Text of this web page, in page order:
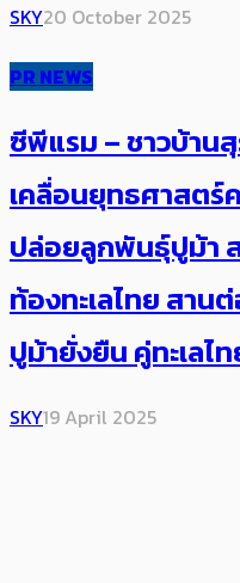
SKY20 October 2025
PR NEWS
ซีพีแรม – ชาวบ้าน
เคลื่อนยุทธศาสตร์
ปล่อยลูกพันธุ์ปูม้า
ท้องทะเลไทย สาน
ปูม้ายั่งยืน คู่ทะเลไ
SKY19 April 2025